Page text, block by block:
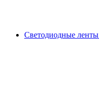
Светодиодные ленты